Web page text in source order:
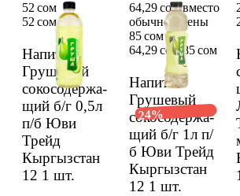
Напиток
Груше­вый
сокосо­держа­
щий б/г 0,5л
п/б Юви
Трейд
Кыргыз­стан
12 1 шт.
52 сом
52 сом
Напиток
Груше­вый
сокосо­держа­
щий б/г 1л п/
б Юви Трейд
Кыргыз­стан
12 1 шт.
64,29 сом вместо
обычной цены
85 сом
64,29 сом 85 сом
24%